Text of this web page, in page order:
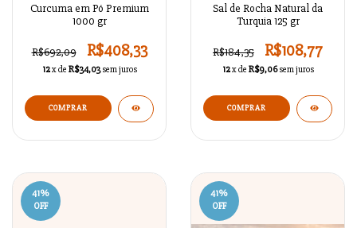
Curcuma em Pó Premium
1000 gr
R$692,09 R$408,33
12x de R$34,03 sem juros
Sal de Rocha Natural da
Turquia 125 gr
R$184,35 R$108,77
12x de R$9,06 sem juros
41%
OFF
41%
OFF